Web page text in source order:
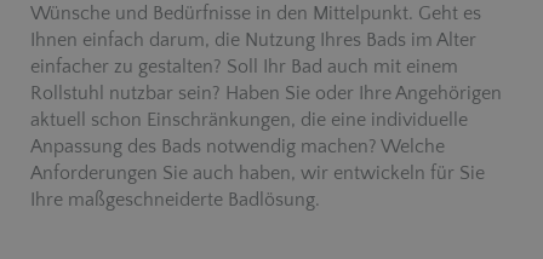
Wünsche und Bedürfnisse in den Mittelpunkt. Geht es
Ihnen einfach darum, die Nutzung Ihres Bads im Alter
einfacher zu gestalten? Soll Ihr Bad auch mit einem
Rollstuhl nutzbar sein? Haben Sie oder Ihre Angehörigen
aktuell schon Einschränkungen, die eine individuelle
Anpassung des Bads notwendig machen? Welche
Anforderungen Sie auch haben, wir entwickeln für Sie
Ihre maßgeschneiderte Badlösung.